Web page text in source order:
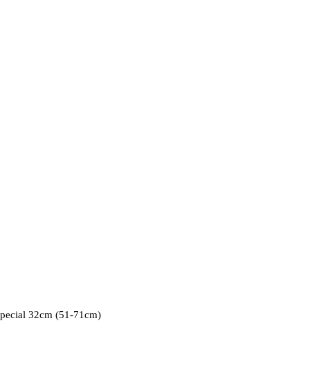
32cm (51-71cm)